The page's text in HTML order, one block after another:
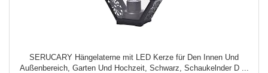
SERUCARY Hängelaterne mit LED Kerze für Den Innen Und
Außenbereich, Garten Und Hochzeit, Schwarz, Schaukelnder D ...